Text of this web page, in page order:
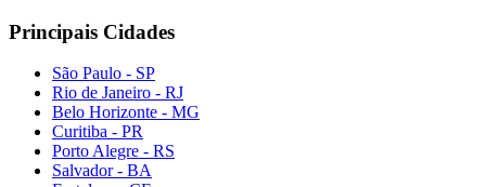
Principais Cidades
São Paulo - SP
Rio de Janeiro - RJ
Belo Horizonte - MG
Curitiba - PR
Porto Alegre - RS
Salvador - BA